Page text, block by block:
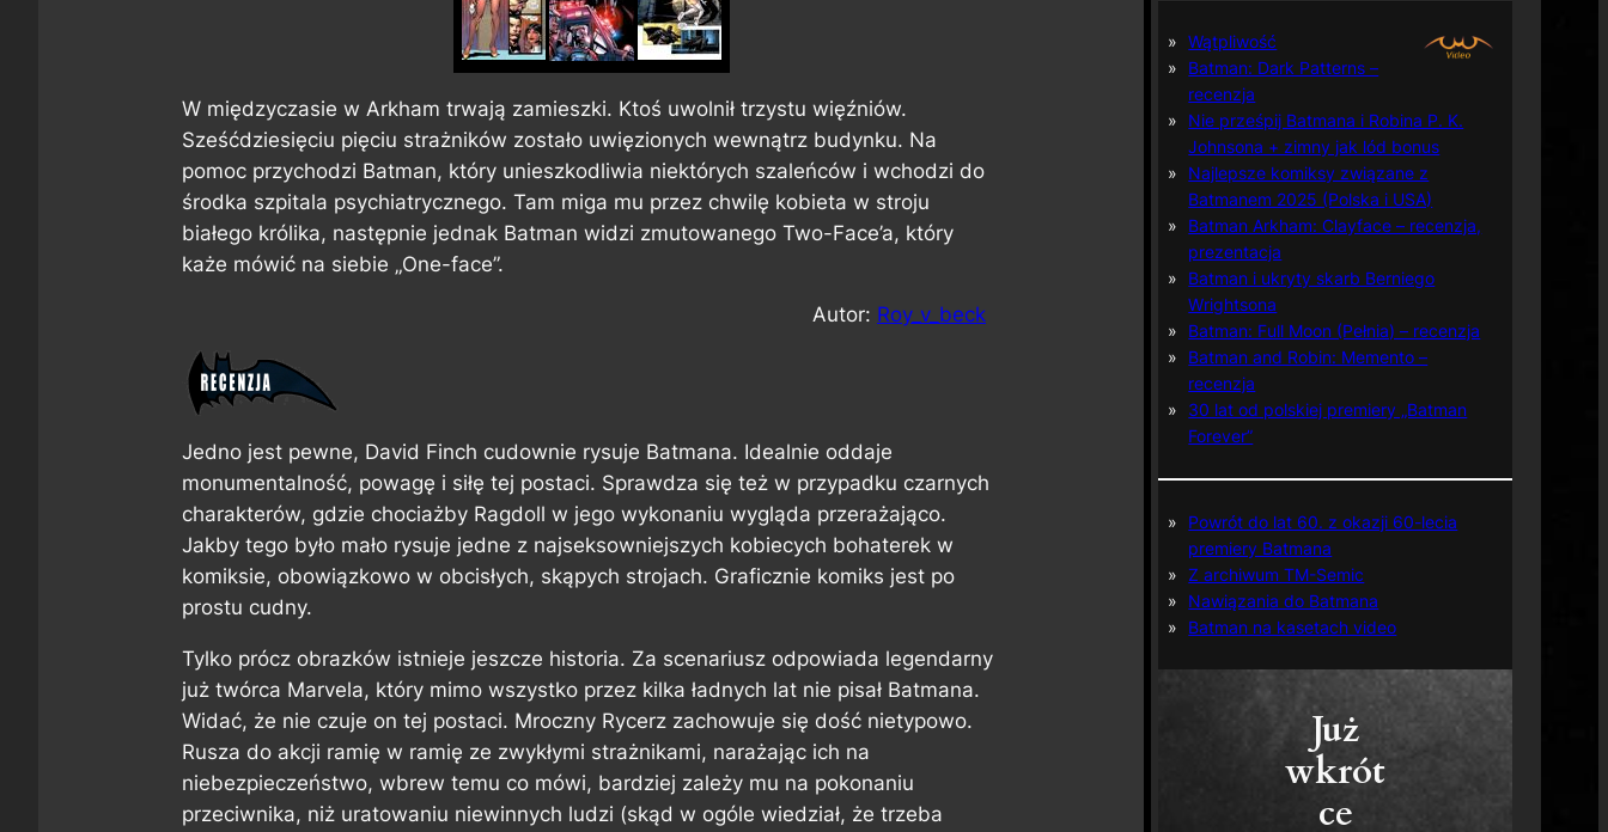
W międzyczasie w Arkham trwają zamieszki. Ktoś uwolnił trzystu więźniów.
Sześćdziesięciu pięciu strażników zostało uwięzionych wewnątrz budynku. Na
pomoc przychodzi Batman, który unieszkodliwia niektórych szaleńców i wchodzi do
środka szpitala psychiatrycznego. Tam miga mu przez chwilę kobieta w stroju
białego królika, następnie jednak Batman widzi zmutowanego Two-Face’a, który
każe mówić na siebie „One-face”.
Autor: Roy_v_beck
Jedno jest pewne, David Finch cudownie rysuje Batmana. Idealnie oddaje
monumentalność, powagę i siłę tej postaci. Sprawdza się też w przypadku czarnych
charakterów, gdzie chociażby Ragdoll w jego wykonaniu wygląda przerażająco.
Jakby tego było mało rysuje jedne z najseksowniejszych kobiecych bohaterek w
komiksie, obowiązkowo w obcisłych, skąpych strojach. Graficznie komiks jest po
prostu cudny.
Tylko prócz obrazków istnieje jeszcze historia. Za scenariusz odpowiada legendarny
już twórca Marvela, który mimo wszystko przez kilka ładnych lat nie pisał Batmana.
Widać, że nie czuje on tej postaci. Mroczny Rycerz zachowuje się dość nietypowo.
Rusza do akcji ramię w ramię ze zwykłymi strażnikami, narażając ich na
niebezpieczeństwo, wbrew temu co mówi, bardziej zależy mu na pokonaniu
przeciwnika, niż uratowaniu niewinnych ludzi (skąd w ogóle wiedział, że trzeba
Wątpliwość
Batman: Dark Patterns –
recenzja
Nie prześpij Batmana i Robina P. K.
Johnsona + zimny jak lód bonus
Najlepsze komiksy związane z
Batmanem 2025 (Polska i USA)
Batman Arkham: Clayface – recenzja,
prezentacja
Batman i ukryty skarb Berniego
Wrightsona
Batman: Full Moon (Pełnia) – recenzja
Batman and Robin: Memento –
recenzja
30 lat od polskiej premiery „Batman
Forever”
Powrót do lat 60. z okazji 60-lecia
premiery Batmana
Z archiwum TM-Semic
Nawiązania do Batmana
Batman na kasetach video
Już
wkrót
ce